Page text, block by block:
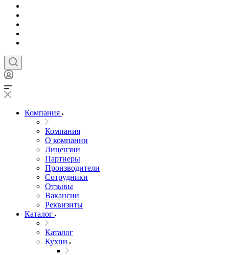
Компания
Компания
О компании
Лицензии
Партнеры
Производители
Сотрудники
Отзывы
Вакансии
Реквизиты
Каталог
Каталог
Кухни